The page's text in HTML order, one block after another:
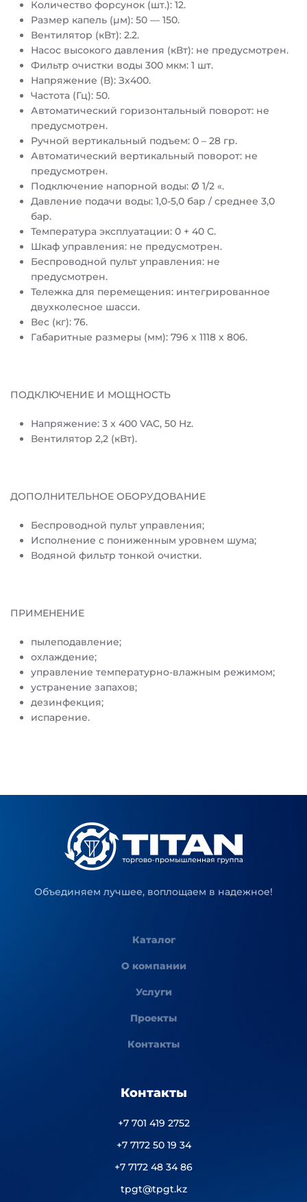
Количество форсунок (шт.): 12.
Размер капель (µм): 50 — 150.
Вентилятор (кВт): 2.2.
Насос высокого давления (кВт): не предусмотрен.
Фильтр очистки воды 300 мкм: 1 шт.
Напряжение (В): Зх400.
Частота (Гц): 50.
Автоматический горизонтальный поворот: не
предусмотрен.
Ручной вертикальный подъем: 0 – 28 гр.
Автоматический вертикальный поворот: не
предусмотрен.
Подключение напорной воды: Ø 1/2 «.
Давление подачи воды: 1,0-5,0 бар / среднее 3,0
бар.
Температура эксплуатации: 0 + 40 С.
Шкаф управления: не предусмотрен.
Беспроводной пульт управления: не
предусмотрен.
Тележка для перемещения: интегрированное
двухколесное шасси.
Вес (кг): 76.
Габаритные размеры (мм): 796 х 1118 х 806.
ПОДКЛЮЧЕНИЕ И МОЩНОСТЬ
Напряжение: 3 x 400 VAC, 50 Hz.
Вентилятор 2,2 (кВт).
ДОПОЛНИТЕЛЬНОЕ ОБОРУДОВАНИЕ
Беспроводной пульт управления;
Исполнение с пониженным уровнем шума;
Водяной фильтр тонкой очистки.
ПРИМЕНЕНИЕ
пылеподавление;
охлаждение;
управление температурно-влажным режимом;
устранение запахов;
дезинфекция;
испарение.
Объединяем лучшее, воплощаем в надежное!
Каталог
О компании
Услуги
Проекты
Контакты
Контакты
+7 701 419 2752
+7 7172 50 19 34
+7 7172 48 34 86
tpgt@tpgt.kz